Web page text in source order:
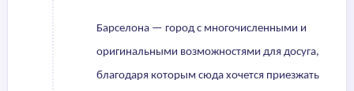
Барселона — город с многочисленными и
оригинальными возможностями для досуга,
благодаря которым сюда хочется приезжать